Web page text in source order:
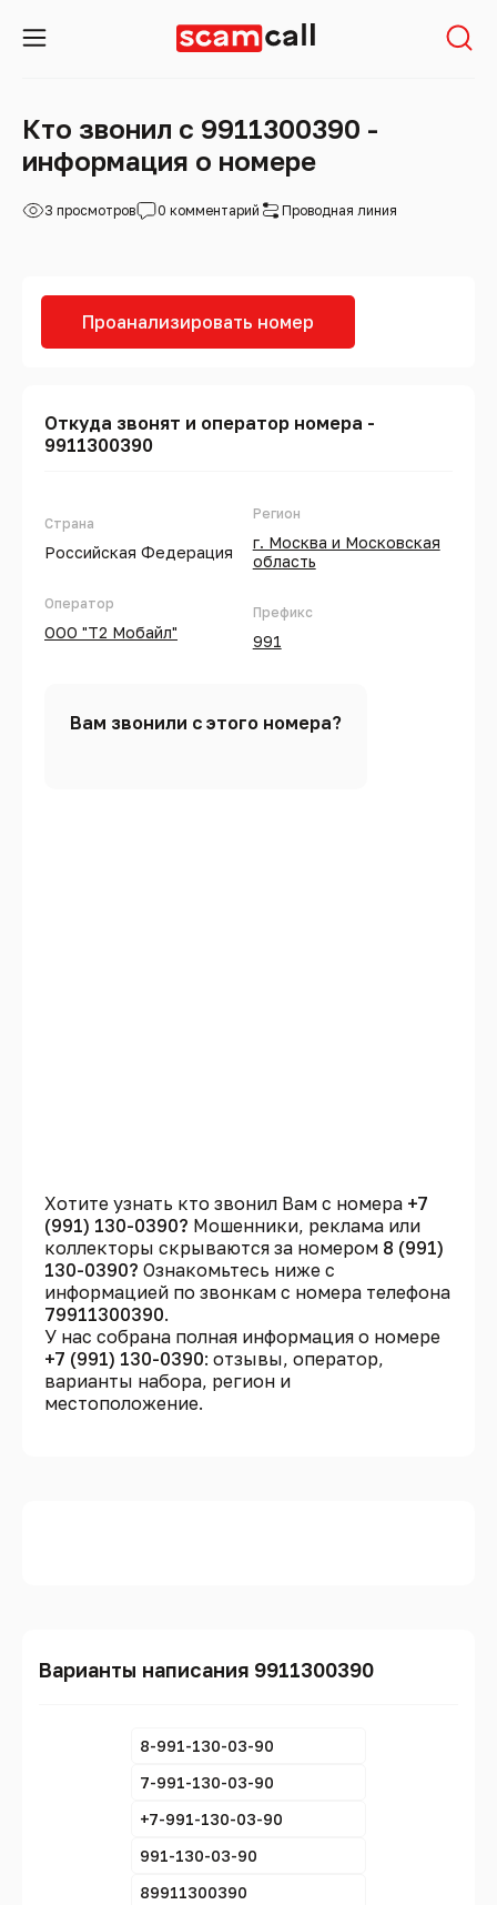
Кто звонил с 9911300390 -
информация о номере
3 просмотров 0 комментарий Проводная линия
Проанализировать номер
Откуда звонят и оператор номера -
9911300390
Страна
Российская Федерация
Оператор
ООО "Т2 Мобайл"
Регион
г. Москва и Московская
область
Префикс
991
Вам звонили с этого номера?
Хотите узнать кто звонил Вам с номера +7
(991) 130-0390? Мошенники, реклама или
коллекторы скрываются за номером 8 (991)
130-0390? Ознакомьтесь ниже с
информацией по звонкам с номера телефона
79911300390.
У нас собрана полная информация о номере
+7 (991) 130-0390: отзывы, оператор,
варианты набора, регион и
местоположение.
Варианты написания 9911300390
8-991-130-03-90
7-991-130-03-90
+7-991-130-03-90
991-130-03-90
89911300390